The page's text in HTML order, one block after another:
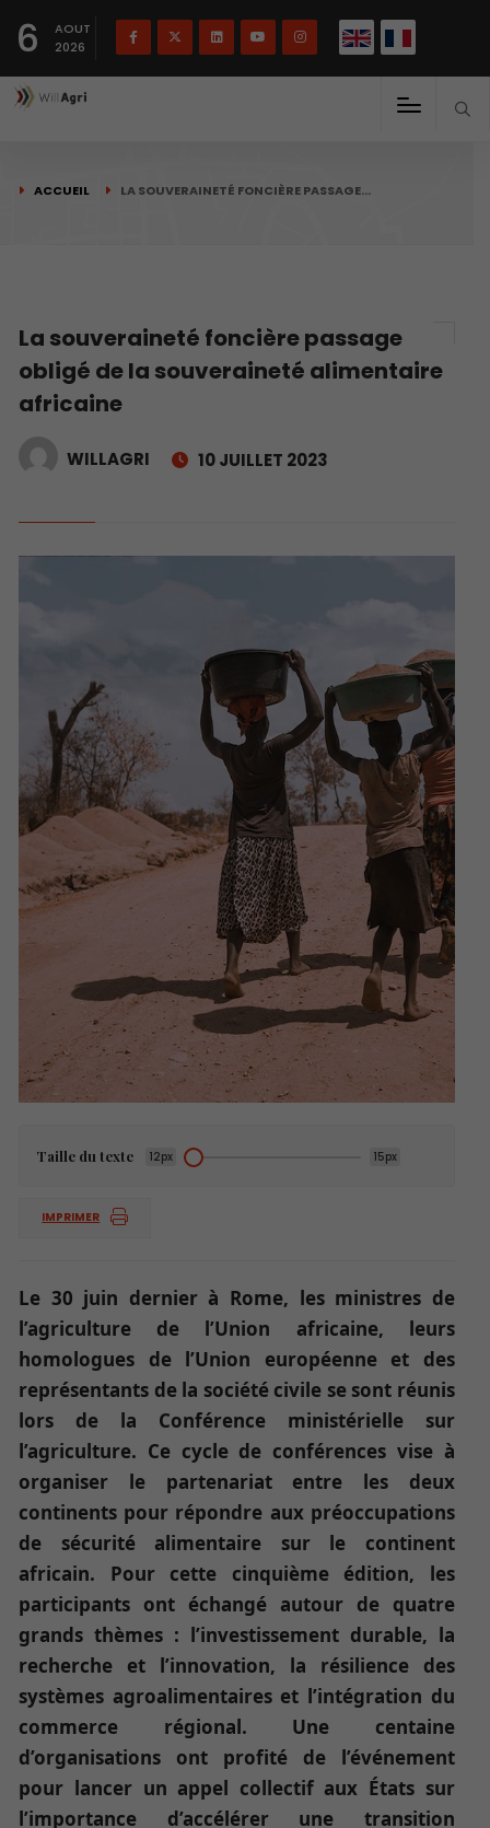
6
AOUT
2026
ACCUEIL LA SOUVERAINETÉ FONCIÈRE PASSAGE…
La souveraineté foncière passage
obligé de la souveraineté alimentaire
africaine
WILLAGRI 10 JUILLET 2023
Taille du texte 12px 15px
IMPRIMER
Le 30 juin dernier à Rome, les ministres de
l’agriculture de l’Union africaine, leurs
homologues de l’Union européenne et des
représentants de la société civile se sont réunis
lors de la Conférence ministérielle sur
l’agriculture. Ce cycle de conférences vise à
organiser le partenariat entre les deux
continents pour répondre aux préoccupations
de sécurité alimentaire sur le continent
africain. Pour cette cinquième édition, les
participants ont échangé autour de quatre
grands thèmes : l’investissement durable, la
recherche et l’innovation, la résilience des
systèmes agroalimentaires et l’intégration du
commerce régional. Une centaine
d’organisations ont profité de l’événement
pour lancer un appel collectif aux États sur
l’importance d’accélérer une transition
Français English(English)